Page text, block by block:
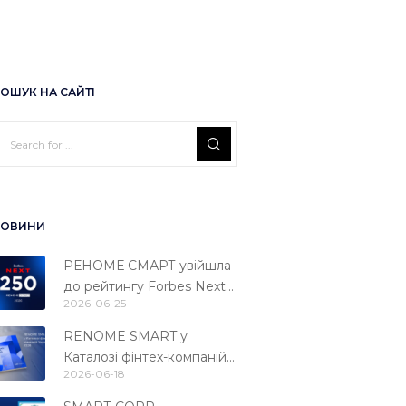
НА САЙТІ
РЕНОМЕ СМАРТ увійшла
до рейтингу Forbes Next
250
2026-06-25
RENOME SMART у
Каталозі фінтех-компаній
України 2026
2026-06-18